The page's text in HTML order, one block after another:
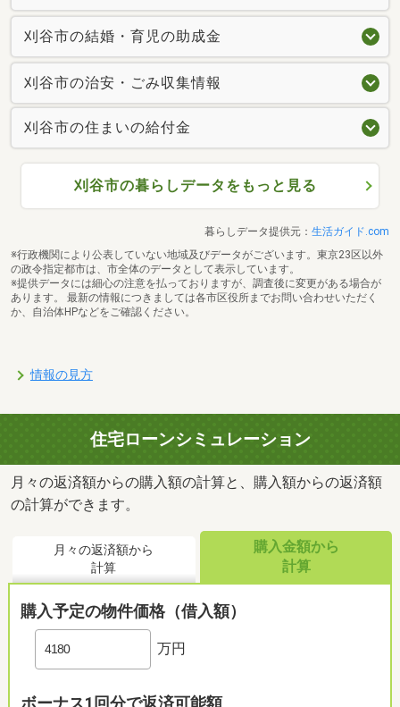
刈谷市の結婚・育児の助成金
刈谷市の治安・ごみ収集情報
刈谷市の住まいの給付金
刈谷市の暮らしデータをもっと見る
暮らしデータ提供元： 生活ガイド.com
※行政機関により公表していない地域及びデータがございます。東京23区以外
の政令指定都市は、市全体のデータとして表示しています。
※提供データには細心の注意を払っておりますが、調査後に変更がある場合が
あります。 最新の情報につきましては各市区役所までお問い合わせいただく
か、自治体HPなどをご確認ください。
情報の見方
住宅ローンシミュレーション
月々の返済額からの購入額の計算と、購入額からの返済額
の計算ができます。
月々の返済額から
計算
購入金額から
計算
購入予定の物件価格（借入額）
万円
ボーナス1回分で返済可能額